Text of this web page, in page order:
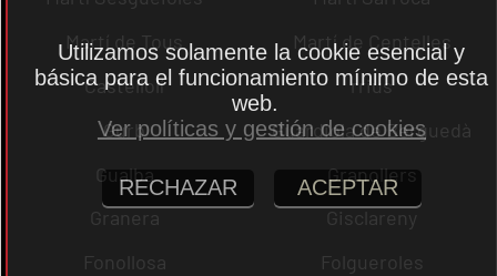
Martí de Tous
Martí de Centelles
Castellolí
rrius
Gurb
Guardiola de Berguedà
Gualba
Granollers
Granera
Gisclareny
Fonollosa
Folgueroles
Utilizamos solamente la cookie esencial y
básica para el funcionamiento mínimo de esta
web.
Ver políticas y gestión de cookies
RECHAZAR ACEPTAR